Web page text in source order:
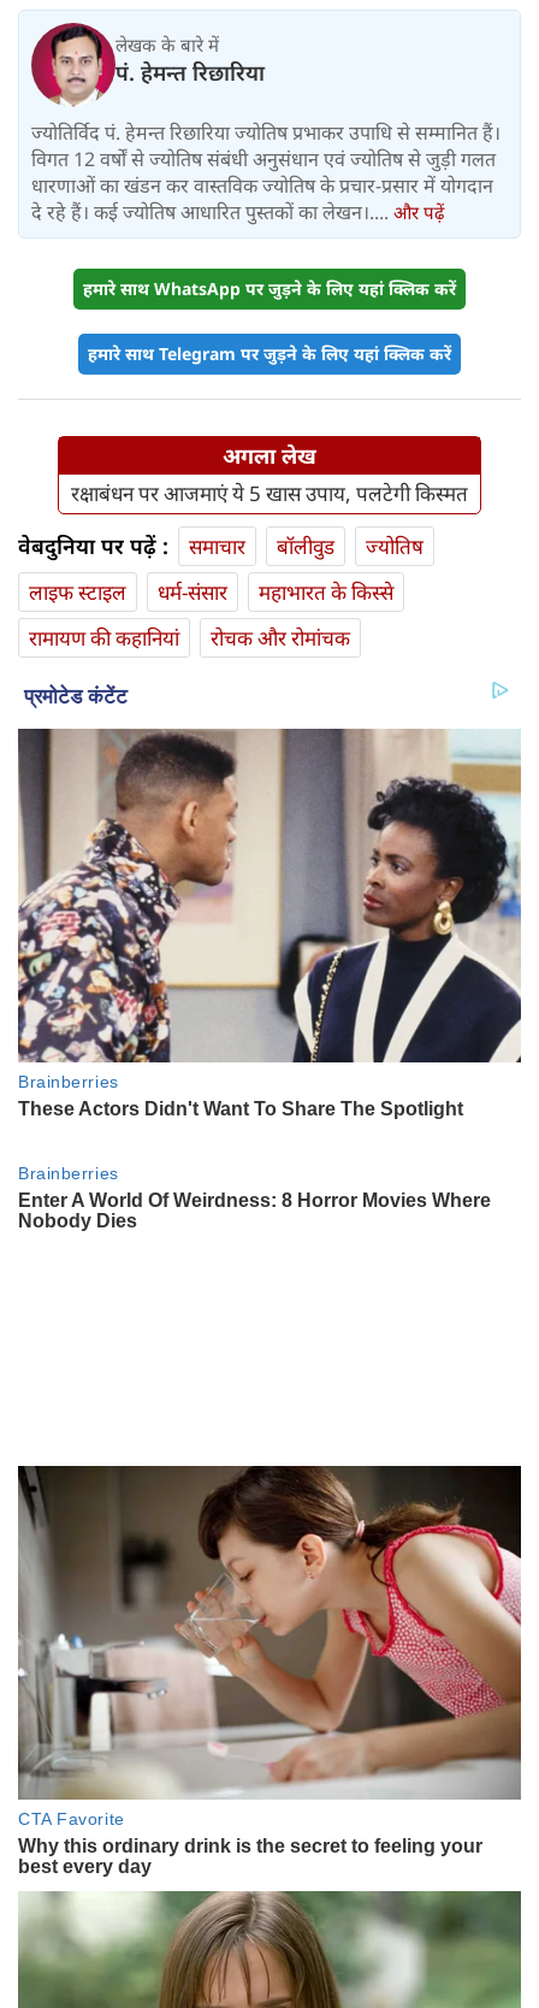
लेखक के बारे में
पं. हेमन्त रिछारिया
ज्योतिर्विद पं. हेमन्त रिछारिया ज्योतिष प्रभाकर उपाधि से सम्मानित हैं।
विगत 12 वर्षों से ज्योतिष संबंधी अनुसंधान एवं ज्योतिष से जुड़ी गलत
धारणाओं का खंडन कर वास्तविक ज्योतिष के प्रचार-प्रसार में योगदान
दे रहे हैं। कई ज्योतिष आधारित पुस्तकों का लेखन।.... और पढ़ें
हमारे साथ WhatsApp पर जुड़ने के लिए यहां क्लिक करें
हमारे साथ Telegram पर जुड़ने के लिए यहां क्लिक करें
अगला लेख
रक्षाबंधन पर आजमाएं ये 5 खास उपाय, पलटेगी किस्मत
वेबदुनिया पर पढ़ें : समाचार बॉलीवुड
ज्योतिष
लाइफ स्‍टाइल
धर्म-संसार
महाभारत के किस्से
रामायण की कहानियां
रोचक और रोमांचक